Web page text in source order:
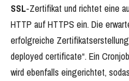
SSL-Zertifikat und richtet eine
HTTP auf HTTPS ein. Die
erfolgreiche
deployed certificate“. Ein
wird ebenfalls eingerichtet,